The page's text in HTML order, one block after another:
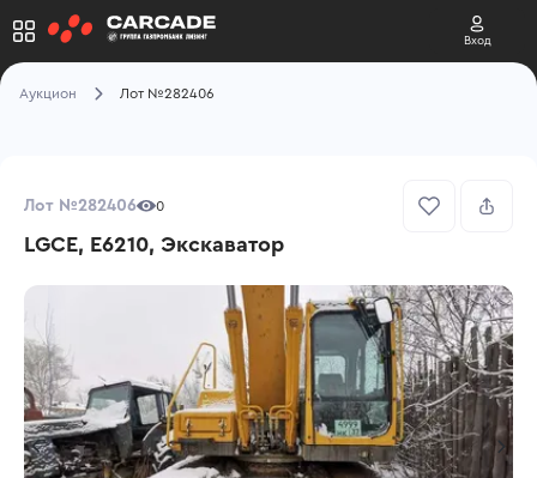
Вход
Аукцион Лот №282406
Лот №282406 0
LGCE, E6210, Экскаватор